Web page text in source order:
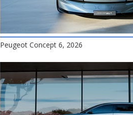
Peugeot Concept 6, 2026